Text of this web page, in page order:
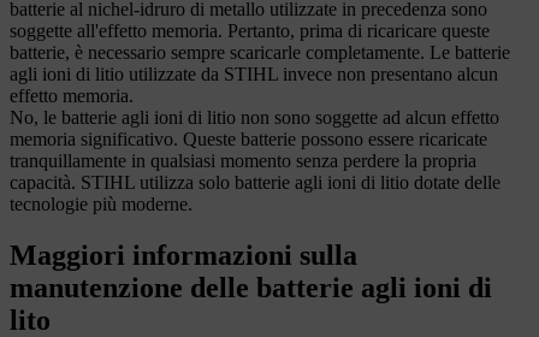
batterie al nichel-idruro di metallo utilizzate in precedenza sono
soggette all'effetto memoria. Pertanto, prima di ricaricare queste
batterie, è necessario sempre scaricarle completamente. Le batterie
agli ioni di litio utilizzate da STIHL invece non presentano alcun
effetto memoria.
No, le batterie agli ioni di litio non sono soggette ad alcun effetto
memoria significativo. Queste batterie possono essere ricaricate
tranquillamente in qualsiasi momento senza perdere la propria
capacità. STIHL utilizza solo batterie agli ioni di litio dotate delle
tecnologie più moderne.
Maggiori informazioni sulla
manutenzione delle batterie agli ioni di
lito